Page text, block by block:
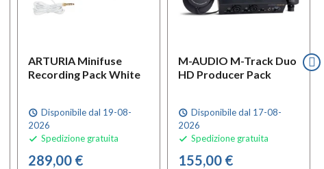
ARTURIA Minifuse
Recording Pack White
schedule Disponibile dal 19-08-
2026
 Spedizione gratuita
289,00 €
M-AUDIO M-Track Duo
HD Producer Pack
schedule Disponibile dal 17-08-
2026
 Spedizione gratuita
155,00 €